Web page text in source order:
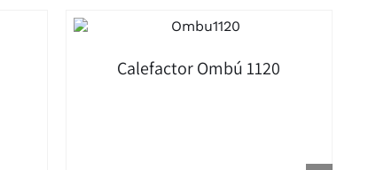
Calefactor Ombú 1120